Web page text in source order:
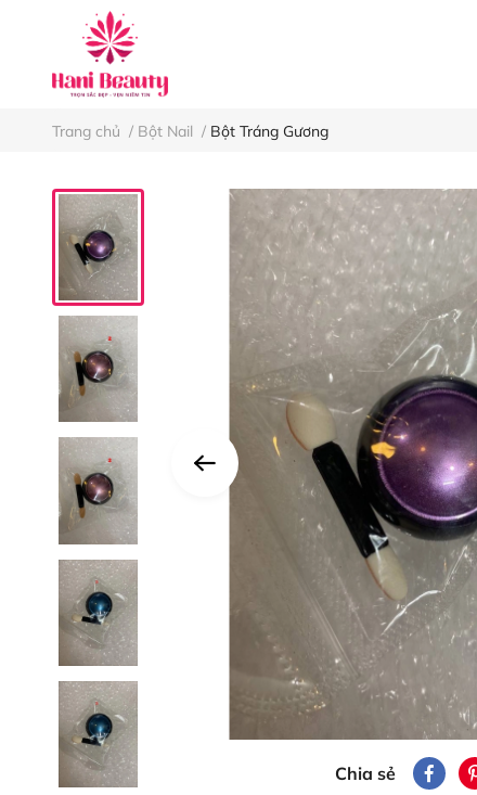
Trang chủ / Bột Nail / Bột Tráng Gương
Chia sẻ